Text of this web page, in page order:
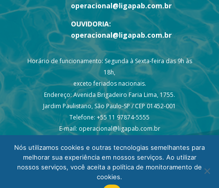
operacional@ligapab.com.br
OUVIDORIA:
operacional@ligapab.com.br
Horário de funcionamento: Segunda à Sexta-feira das 9h às
18h,
exceto feriados nacionais.
Endereço: Avenida Brigadeiro Faria Lima, 1755.
Jardim Paulistano, São Paulo-SP / CEP 01452-001
Telefone: +55 11 97874-5555
E-mail: operacional@ligapab.com.br
© 2024 todos os direitos reservados – Liga PAB
Nós utilizamos cookies e outras tecnologias semelhantes para
melhorar sua experiência em nossos serviços. Ao utilizar
nossos serviços, você aceita a política de monitoramento de
cookies.